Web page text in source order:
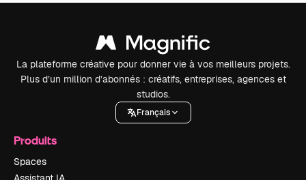
La plateforme créative pour donner vie à vos meilleurs projets.
Plus d’un million d’abonnés : créatifs, entreprises, agences et
studios.
Français
Produits
Spaces